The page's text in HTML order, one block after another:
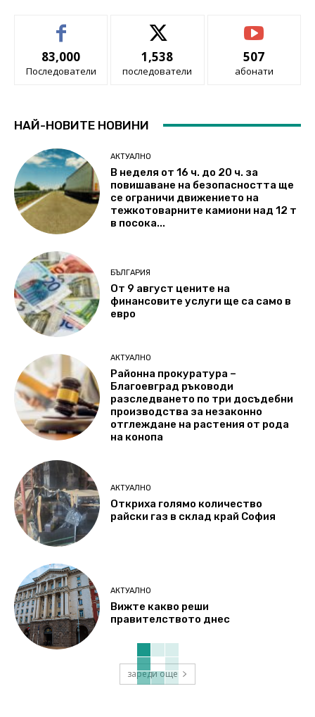
83,000
Последователи
1,538
последователи
507
абонати
НАЙ-НОВИТЕ НОВИНИ
АКТУАЛНО
В неделя от 16 ч. до 20 ч. за
повишаване на безопасността ще
се ограничи движението на
тежкотоварните камиони над 12 т
в посока...
БЪЛГАРИЯ
От 9 август цените на
финансовите услуги ще са само в
евро
АКТУАЛНО
Районна прокуратура –
Благоевград ръководи
разследването по три досъдебни
производства за незаконно
отглеждане на растения от рода
на конопа
АКТУАЛНО
Откриха голямо количество
райски газ в склад край София
АКТУАЛНО
Вижте какво реши
правителството днес
зареди още